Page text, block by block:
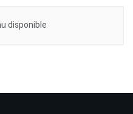
disponible